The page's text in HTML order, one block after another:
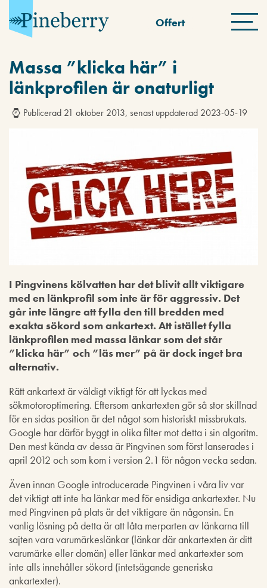
Offert
Massa ”klicka här” i
länkprofilen är onaturligt
Publicerad 21 oktober 2013, senast uppdaterad 2023-05-19
I Pingvinens kölvatten har det blivit allt viktigare
med en länkprofil som inte är för aggressiv. Det
går inte längre att fylla den till bredden med
exakta sökord som ankartext. Att istället fylla
länkprofilen med massa länkar som det står
”klicka här” och ”läs mer” på är dock inget bra
alternativ.
Rätt ankartext är väldigt viktigt för att lyckas med
sökmotoroptimering. Eftersom ankartexten gör så stor skillnad
för en sidas position är det något som historiskt missbrukats.
Google har därför byggt in olika filter mot detta i sin algoritm.
Den mest kända av dessa är Pingvinen som först lanserades i
april 2012 och som kom i version 2.1 för någon vecka sedan.
Även innan Google introducerade Pingvinen i våra liv var
det viktigt att inte ha länkar med för ensidiga ankartexter. Nu
med Pingvinen på plats är det viktigare än någonsin. En
vanlig lösning på detta är att låta merparten av länkarna till
sajten vara varumärkeslänkar (länkar där ankartexten är ditt
varumärke eller domän) eller länkar med ankartexter som
inte alls innehåller sökord (intetsägande generiska
ankartexter).